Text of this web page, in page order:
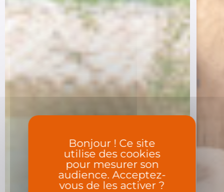
Bonjour ! Ce site
utilise des cookies
pour mesurer son
audience. Acceptez-
vous de les activer ?